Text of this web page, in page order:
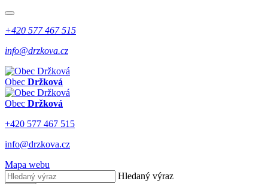
+420 577 467 515
info@drzkova.cz
Obec Držková
Obec Držková
+420 577 467 515
info@drzkova.cz
Mapa webu
Hledaný výraz